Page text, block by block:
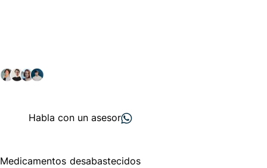
Habla con un asesor
Medicamentos desabastecidos